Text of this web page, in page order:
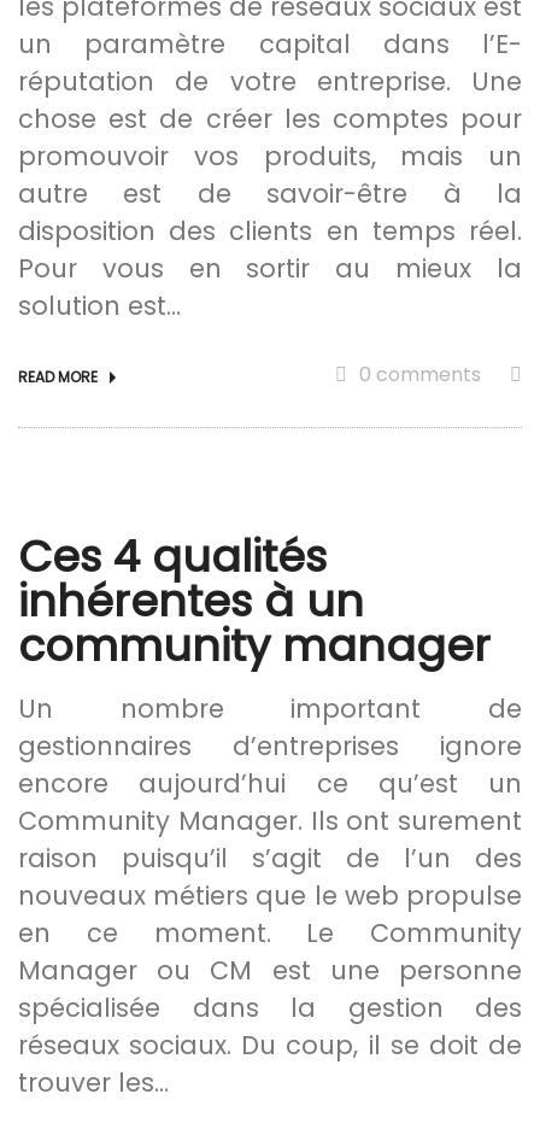
un paramètre capital dans l’E-
réputation de votre entreprise. Une
chose est de créer les comptes pour
promouvoir vos produits, mais un
autre est de savoir-être à la
disposition des clients en temps réel.
Pour vous en sortir au mieux la
solution est…
READ MORE 0 comments
Ces 4 qualités
inhérentes à un
community manager
Un nombre important de
gestionnaires d’entreprises ignore
encore aujourd’hui ce qu’est un
Community Manager. Ils ont surement
raison puisqu’il s’agit de l’un des
nouveaux métiers que le web propulse
en ce moment. Le Community
Manager ou CM est une personne
spécialisée dans la gestion des
réseaux sociaux. Du coup, il se doit de
trouver les…